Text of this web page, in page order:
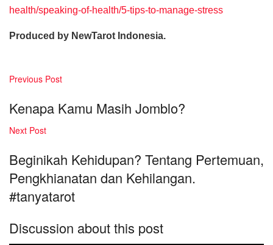
health/speaking-of-health/5-tips-to-manage-stress
Produced by NewTarot Indonesia.
Previous Post
Kenapa Kamu Masih Jomblo?
Next Post
Beginikah Kehidupan? Tentang Pertemuan,
Pengkhianatan dan Kehilangan.
#tanyatarot
Discussion about this post